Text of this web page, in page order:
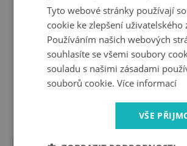
Tyto webové stránky používají
cookie ke zlepšení uživatelského
Používáním našich webových
souhlasíte se všemi soubory
souladu s našimi zásadami
souborů cookie.Více informací
VŠE